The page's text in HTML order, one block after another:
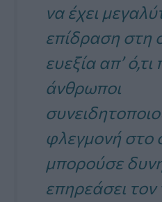
να έχει
επίδραση στη
ευεξία απ’ ό,τι
άνθρωποι
φλεγμονή στο
μπορούσε
επηρεάσει